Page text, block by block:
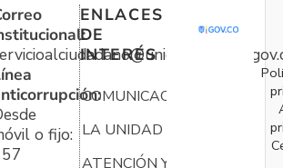
o fijo:
ENLACES
DE
INTERÉS
COMUNICACIONES
LA UNIDAD
ATENCIÓN Y